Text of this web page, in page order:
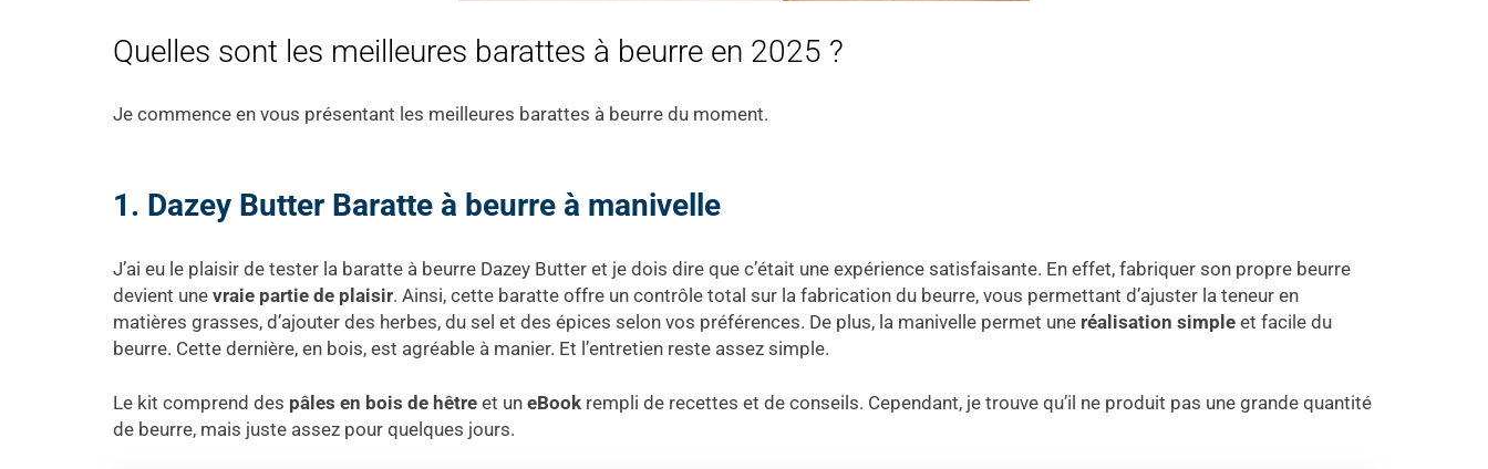
Quelles sont les meilleures barattes à beurre en 2025 ?
Je commence en vous présentant les meilleures barattes à beurre du moment.
1. Dazey Butter Baratte à beurre à manivelle
J’ai eu le plaisir de tester la baratte à beurre Dazey Butter et je dois dire que c’était une expérience satisfaisante. En effet, fabriquer son propre beurre
devient une vraie partie de plaisir. Ainsi, cette baratte offre un contrôle total sur la fabrication du beurre, vous permettant d’ajuster la teneur en
matières grasses, d’ajouter des herbes, du sel et des épices selon vos préférences. De plus, la manivelle permet une réalisation simple et facile du
beurre. Cette dernière, en bois, est agréable à manier. Et l’entretien reste assez simple.
Le kit comprend des pâles en bois de hêtre et un eBook rempli de recettes et de conseils. Cependant, je trouve qu’il ne produit pas une grande quantité
de beurre, mais juste assez pour quelques jours.